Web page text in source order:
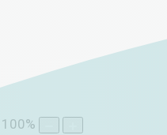
100%